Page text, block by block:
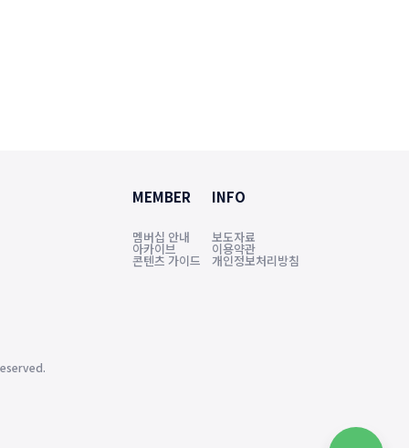
MEMBER
멤버십 안내
아카이브
콘텐츠 가이드
INFO
보도자료
이용약관
개인정보처리방침